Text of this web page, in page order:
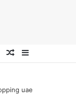
Random
Log